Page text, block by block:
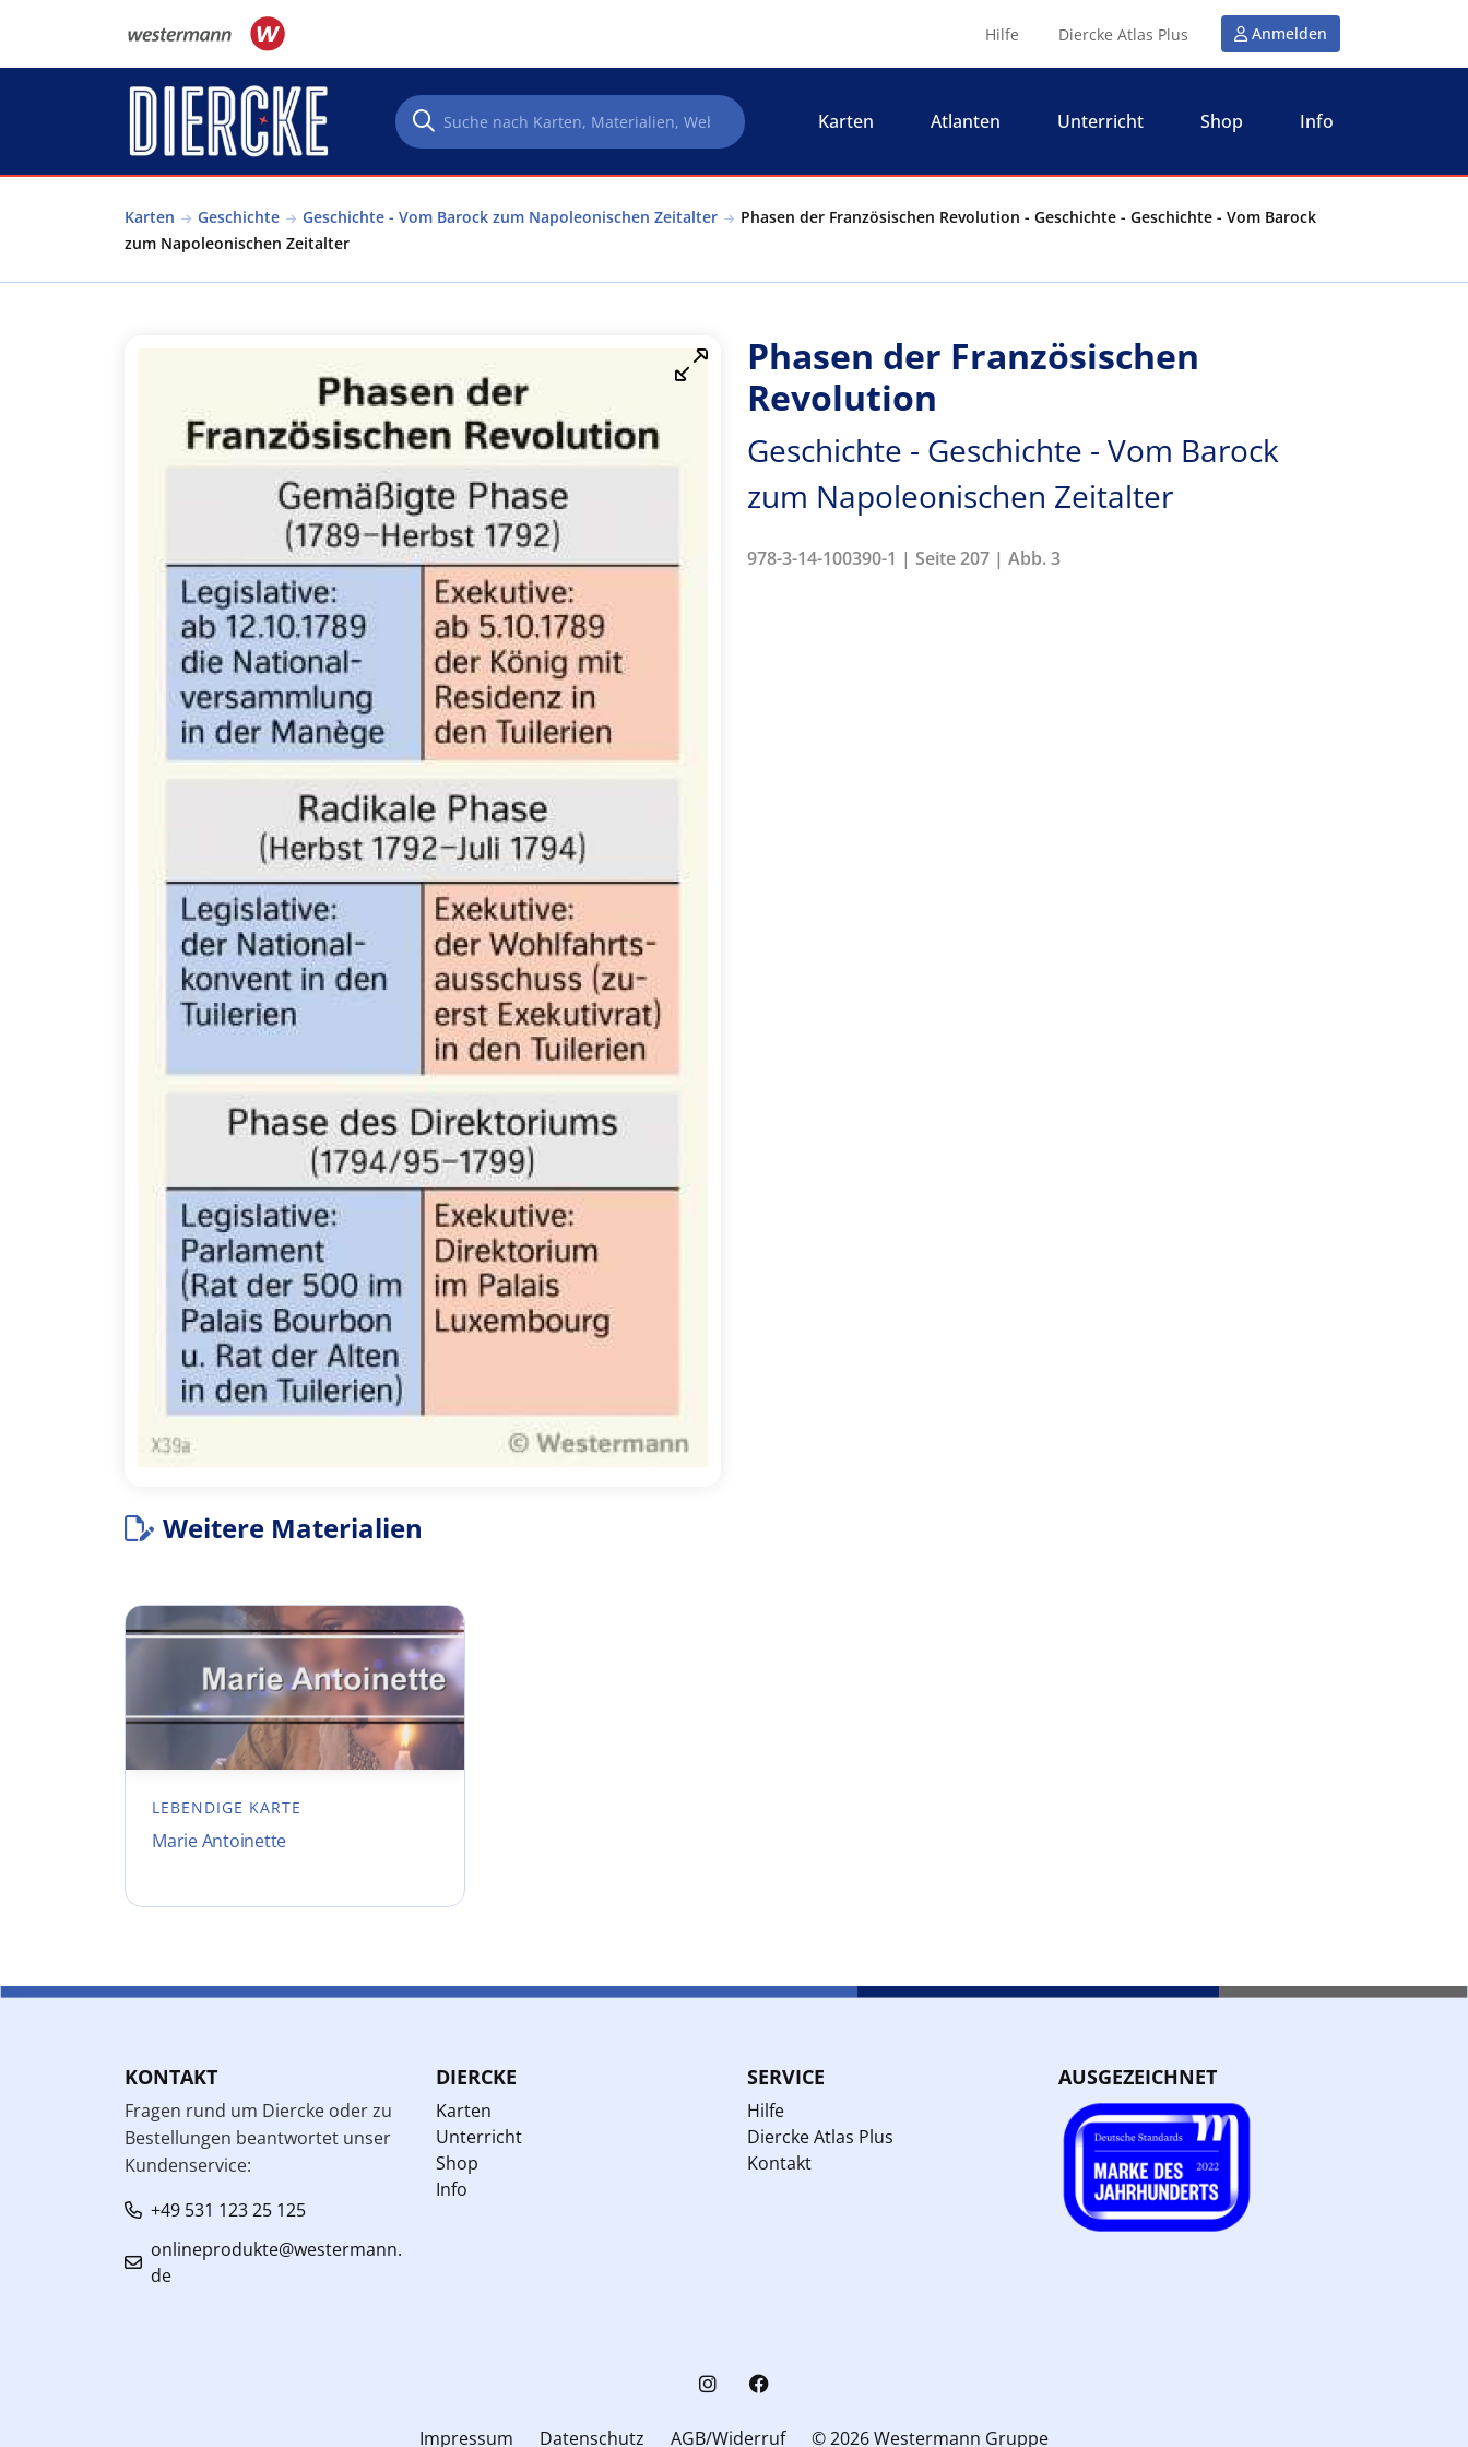
Hilfe Diercke Atlas Plus Anmelden
Karten Atlanten Unterricht Shop Info
Karten Geschichte Geschichte - Vom Barock zum Napoleonischen Zeitalter
Phasen der Französischen Revolution - Geschichte - Geschichte - Vom Barock
zum Napoleonischen Zeitalter
Phasen der Französischen
Revolution
Geschichte - Geschichte - Vom Barock
zum Napoleonischen Zeitalter
978-3-14-100390-1 | Seite 207 | Abb. 3
Weitere Materialien
LEBENDIGE KARTE
Marie Antoinette
KONTAKT
Fragen rund um Diercke oder zu
Bestellungen beantwortet unser
Kundenservice:
+49 531 123 25 125
onlineprodukte@westermann.
de
DIERCKE
Karten
Unterricht
Shop
Info
SERVICE
Hilfe
Diercke Atlas Plus
Kontakt
AUSGEZEICHNET
Impressum Datenschutz AGB/Widerruf © 2026 Westermann Gruppe